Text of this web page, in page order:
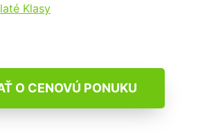
Klasy
O CENOVÚ PONUKU